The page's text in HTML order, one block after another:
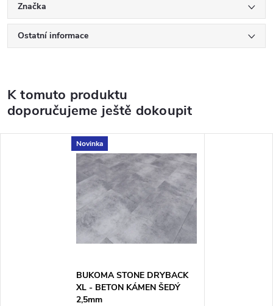
Značka
Ostatní informace
K tomuto produktu
doporučujeme ještě dokoupit
Novinka
BUKOMA STONE DRYBACK
XL - BETON KÁMEN ŠEDÝ
2,5mm